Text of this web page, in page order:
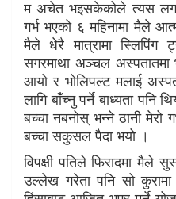
म अचेत भइसकेकोले त्यस लगतै
गर्भ भएको ६ महिनामा मैले
मैले धेरै मात्रामा स्लिपिंग
सगरमाथा अञ्चल अस्पतातमा
आयो र भोलिपल्ट मलाई
लागि बाँच्नु पर्ने बाध्यता पनि
बच्चा नबनोस् भन्ने ठानी मेरो
बच्चा सकुसल पैदा भयो ।
विपक्षी पतिले फिरादमा मैले
उल्लेख गरेता पनि सो